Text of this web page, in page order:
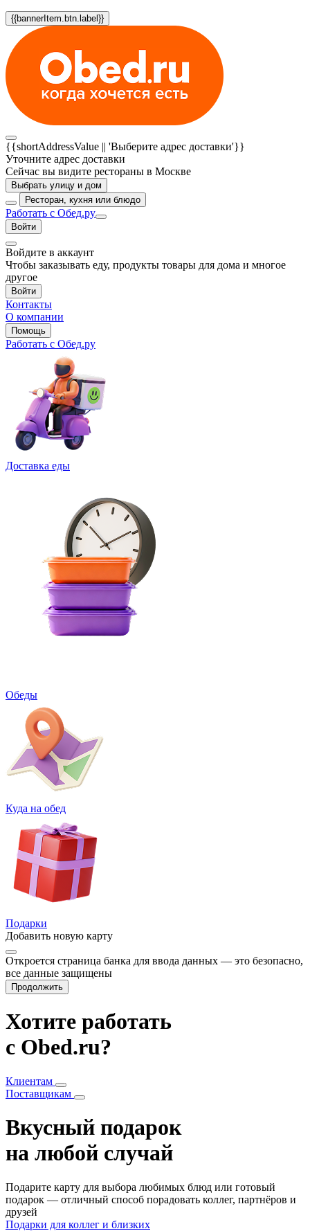
{{bannerItem.btn.label}}
{{shortAddressValue || 'Выберите адрес доставки'}}
Уточните адрес доставки
Сейчас вы видите рестораны в Москве
Выбрать улицу и дом
Ресторан, кухня или блюдо
Работать с Обед.ру
Войти
Войдите в аккаунт
Чтобы заказывать еду, продукты товары для дома и многое
другое
Войти
Контакты
О компании
Помощь
Работать с Обед.ру
Доставка еды
Обеды
Куда на обед
Подарки
Добавить новую карту
Откроется страница банка для ввода данных — это безопасно,
все данные защищены
Продолжить
Хотите работать
с Obed.ru?
Клиентам
Поставщикам
Вкусный подарок
на любой случай
Подарите карту для выбора любимых блюд или готовый
подарок — отличный способ порадовать коллег, партнёров и
друзей
Подарки для коллег и близких